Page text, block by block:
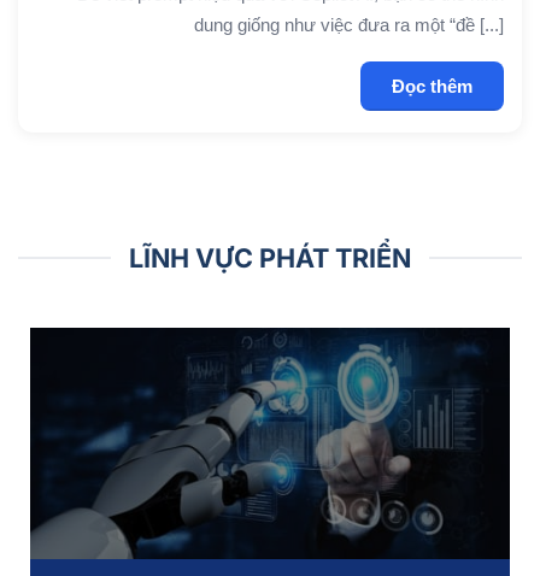
dung giống như việc đưa ra một “đề [...]
Đọc thêm
LĨNH VỰC PHÁT TRIỂN